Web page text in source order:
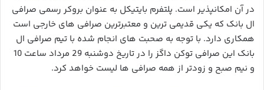
در آن امکانپذیر است. پلتفرم بایتیکل به عنوان بروکر رسمی صرافی
ال بانک که یکی قدیمی ترین و معتبرترین صرافی های خارجی است
همکاری دارد. با توجه به صحبت های انجام شده با تیم صرافی ال
بانک این صرافی توکن داگز را در تاریخ دوشنبه 29 مرداد ساعت 10
و نیم صبح و زودتر از همه صرافی ها لیست خواهد کرد.